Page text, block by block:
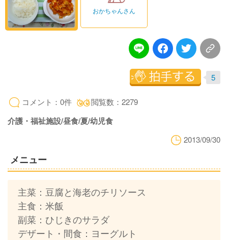
おかちゃんさん
5
コメント：0件 閲覧数：2279
介護・福祉施設/昼食/夏/幼児食
2013/09/30
メニュー
主菜：豆腐と海老のチリソース
主食：米飯
副菜：ひじきのサラダ
デザート・間食：ヨーグルト